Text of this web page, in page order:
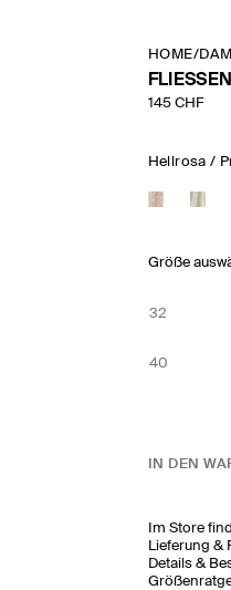
HOME/
145 CHF
Hellrosa /
Größe
32
40
IN DEN
Im Store
Lieferung &
Details &